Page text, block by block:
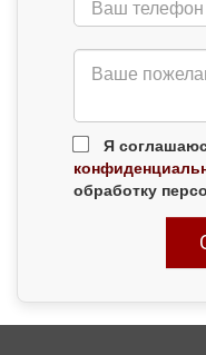
Я
обработку